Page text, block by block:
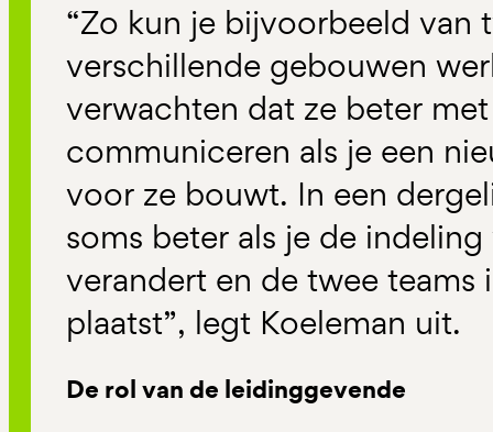
“Zo kun je bijvoorbeeld van
verschillende gebouwen
verwachten dat ze beter
communiceren als je een
voor ze bouwt. In een
soms beter als je de
verandert en de twee teams
plaatst”, legt Koeleman uit.
De rol van de leidinggevende